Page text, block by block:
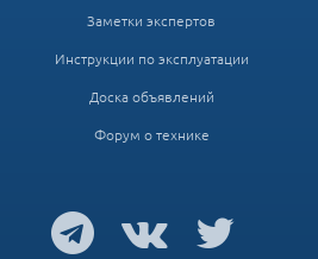
Заметки экспертов
Инструкции по эксплуатации
Доска объявлений
Форум о технике